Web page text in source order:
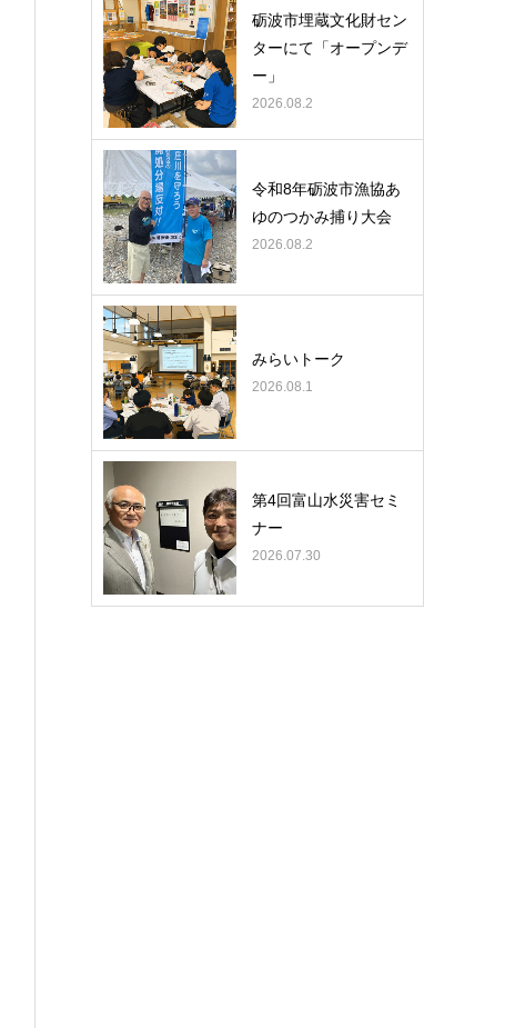
砺波市埋蔵文化財セン
ターにて「オープンデ
ー」
2026.08.2
令和8年砺波市漁協あ
ゆのつかみ捕り大会
2026.08.2
みらいトーク
2026.08.1
第4回富山水災害セミ
ナー
2026.07.30